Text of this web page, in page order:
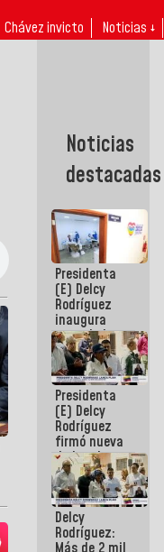
Chávez invicto Noticias ↓
Noticias
destacadas
Presidenta
(E) Delcy
Rodríguez
inaugura
casa de los
Abuelos
Primavera
en Caracas
Presidenta
(E) Delcy
Rodríguez
firmó nueva
de Ley de
Arrendamiento
aprobada
por la AN
Delcy
Rodríguez: